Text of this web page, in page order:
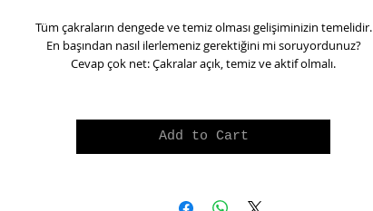
Tüm çakraların dengede ve temiz olması gelişiminizin temelidir.
En başından nasıl ilerlemeniz gerektiğini mi soruyordunuz?
Cevap çok net: Çakralar açık, temiz ve aktif olmalı.
Add to Cart